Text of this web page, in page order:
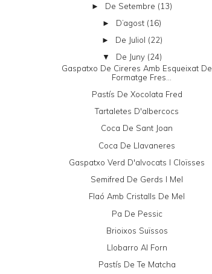
► De Setembre (13)
► D’agost (16)
► De Juliol (22)
▼ De Juny (24)
Gaspatxo De Cireres Amb Esqueixat De
Formatge Fres...
Pastís De Xocolata Fred
Tartaletes D'albercocs
Coca De Sant Joan
Coca De Llavaneres
Gaspatxo Verd D'alvocats I Cloïsses
Semifred De Gerds I Mel
Flaó Amb Cristalls De Mel
Pa De Pessic
Brioixos Suïssos
Llobarro Al Forn
Pastís De Te Matcha